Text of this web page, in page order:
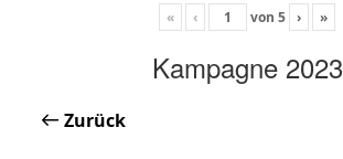
« ‹ von 5 › »
Kampagne 2023
Zurück